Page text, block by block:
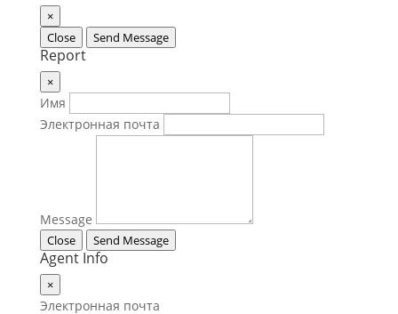
×
Close
Send Message
Report
×
Имя
Электронная почта
Message
Close Send Message
Agent Info
×
Электронная почта